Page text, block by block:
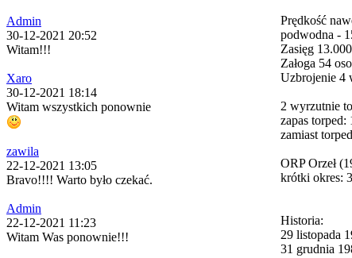
Admin
30-12-2021 20:52
Witam!!!
Xaro
30-12-2021 18:14
Witam wszystkich ponownie
zawila
22-12-2021 13:05
Bravo!!!! Warto było czekać.
Admin
22-12-2021 11:23
Witam Was ponownie!!!
Prędkość
podwodna -
Zasięg
Załoga 54
Uzbrojenie 4
2 wyrzutnie
zapas torped:
zamiast
ORP Orzeł
krótki okres:
Historia:
29 listopada
31 grudnia